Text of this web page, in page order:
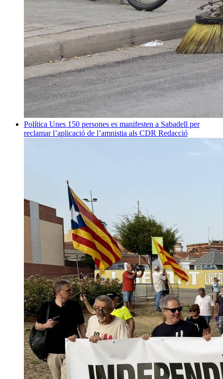
Política Unes 150 persones es manifesten a Sabadell per
reclamar l’aplicació de l’amnistia als CDR Redacció